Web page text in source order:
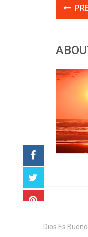
Dios Es Bueno